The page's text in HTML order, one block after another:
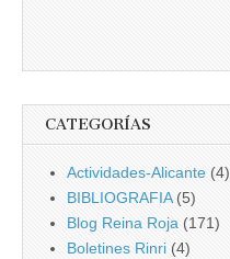
CATEGORÍAS
Actividades-Alicante (4)
BIBLIOGRAFIA(5)
Blog Reina Roja (171)
Boletines Rinri (4)